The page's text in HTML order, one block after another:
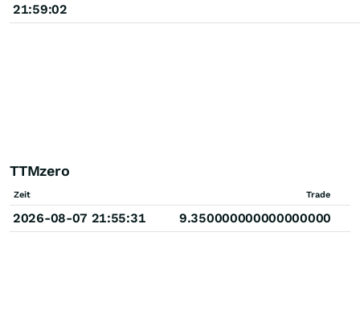
21:59:02
TTMzero
Zeit Trade
2026-08-07 21:55:31 9.350000000000000000